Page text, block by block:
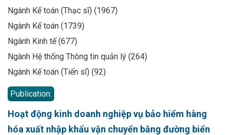
Ngành Kế toán (Thạc sĩ) (1967)
Ngành Kế toán (1739)
Ngành Kinh tế (677)
Ngành Hệ thống Thông tin quản lý (264)
Ngành Kế toán (Tiến sĩ) (92)
Publication:
Hoạt động kinh doanh nghiệp vụ bảo hiểm hàng
hóa xuất nhập khẩu vận chuyển bằng đường biển